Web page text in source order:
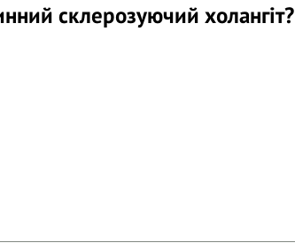
склерозуючий холангіт?